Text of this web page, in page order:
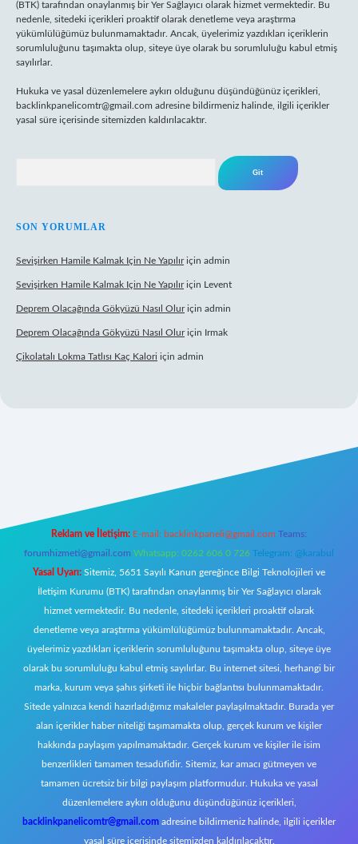
(BTK) tarafından onaylanmış bir Yer Sağlayıcı olarak hizmet vermektedir. Bu
nedenle, sitedeki içerikleri proaktif olarak denetleme veya araştırma
yükümlülüğümüz bulunmamaktadır. Ancak, üyelerimiz yazdıkları içeriklerin
sorumluluğunu taşımakta olup, siteye üye olarak bu sorumluluğu kabul etmiş
sayılırlar.
Hukuka ve yasal düzenlemelere aykırı olduğunu düşündüğünüz içerikleri,
backlinkpanelicomtr@gmail.com adresine bildirmeniz halinde, ilgili içerikler
yasal süre içerisinde sitemizden kaldırılacaktır.
SON YORUMLAR
Sevişirken Hamile Kalmak Için Ne Yapılıriçin admin
Sevişirken Hamile Kalmak Için Ne Yapılıriçin Levent
Deprem Olacağında Gökyüzü Nasıl Oluriçin admin
Deprem Olacağında Gökyüzü Nasıl Oluriçin Irmak
Çikolatalı Lokma Tatlısı Kaç Kalori için admin
Reklam ve İletişim: E-mail: backlinkpaneli@gmail.com Teams:
forumhizmeti@gmail.com Whatsapp: 0262 606 0 726 Telegram: @karabul
Yasal Uyarı: Sitemiz, 5651 Sayılı Kanun gereğince Bilgi Teknolojileri ve
İletişim Kurumu (BTK) tarafından onaylanmış bir Yer Sağlayıcı olarak
hizmet vermektedir. Bu nedenle, sitedeki içerikleri proaktif olarak
denetleme veya araştırma yükümlülüğümüz bulunmamaktadır. Ancak,
üyelerimiz yazdıkları içeriklerin sorumluluğunu taşımakta olup, siteye üye
olarak bu sorumluluğu kabul etmiş sayılırlar. Bu internet sitesi, herhangi bir
marka, kurum veya şahıs şirketi ile hiçbir bağlantısı bulunmamaktadır.
Sitede yalnızca kendi hazırladığımız makaleler paylaşılmaktadır. Burada yer
alan içerikler haber niteliği taşımamakta olup, gerçek kurum ve kişiler
hakkında paylaşım yapılmamaktadır. Gerçek kurum ve kişiler ile isim
benzerlikleri tamamen tesadüfidir. Sitemiz, kar amacı gütmeyen ve
tamamen ücretsiz bir bilgi paylaşım platformudur. Hukuka ve yasal
düzenlemelere aykırı olduğunu düşündüğünüz içerikleri,
backlinkpanelicomtr@gmail.com adresine bildirmeniz halinde, ilgili içerikler
yasal süre içerisinde sitemizden kaldırılacaktır.